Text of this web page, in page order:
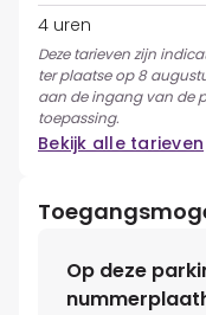
4 uren
Deze tarieven zijn
ter plaatse op 8
aan de ingang van de
toepassing.
Bekijk alle tarieven
Op deze